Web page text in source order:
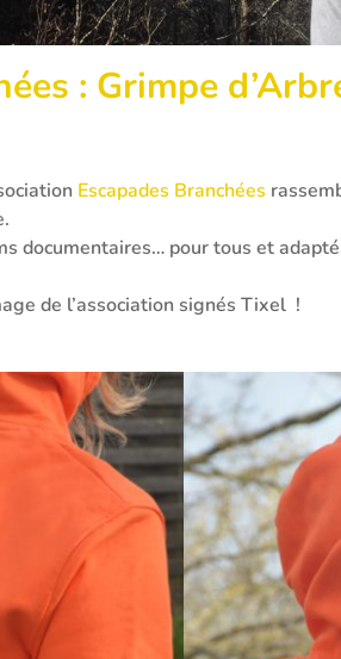
: Grimpe
Escapades Branchées
documentaires… pour tous et
de l’association signés Tixel !